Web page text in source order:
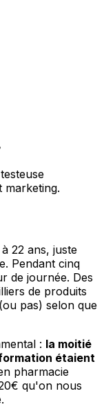
marketing.
22 ans, juste
Pendant cinq
de journée. Des
de produits
pas) selon que
: la moitié
étaient
pharmacie
qu'on nous